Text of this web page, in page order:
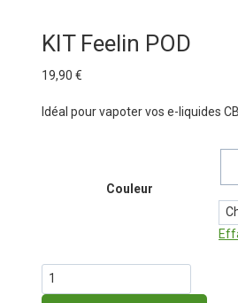
KIT Feelin POD
19,90 €
Idéal pour vapoter vos e-liquides
Couleur